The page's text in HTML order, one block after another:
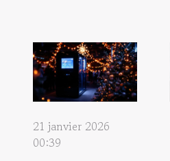
21 janvier 2026
00:39